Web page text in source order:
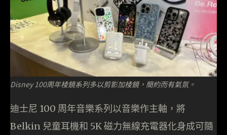
Disney 100周年棱鏡系列多以剪影加棱鏡，簡約而有氣氛。
迪士尼 100 周年音樂系列以音樂作主軸，將
Belkin 兒童耳機和 5K 磁力無線充電器化身成可隨